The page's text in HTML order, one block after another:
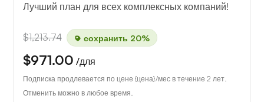
Лучший план для всех комплексных компаний!
$1,213.74 сохранить 20%
$971.00 /для
Подписка продлевается по цене {цена}/мес в течение 2 лет.
Отменить можно в любое время.